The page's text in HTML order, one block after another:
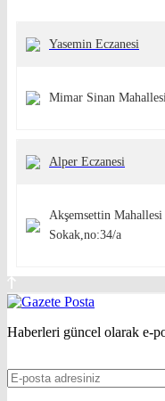
Yasemin Eczanesi
Mimar Sinan
Alper Eczanesi
Akşemsettin
Sokak,no:34/a
Haberleri güncel olarak e-